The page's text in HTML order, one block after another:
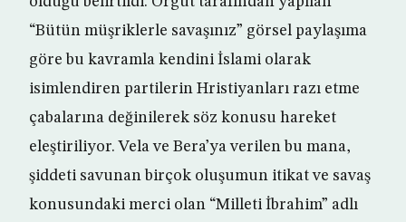
“Bütün müşriklerle savaşınız” görsel paylaşıma
göre bu kavramla kendini İslami olarak
isimlendiren partilerin Hristiyanları razı etme
çabalarına değinilerek söz konusu hareket
eleştiriliyor. Vela ve Bera’ya verilen bu mana,
şiddeti savunan birçok oluşumun itikat ve savaş
konusundaki merci olan “Milleti İbrahim” adlı